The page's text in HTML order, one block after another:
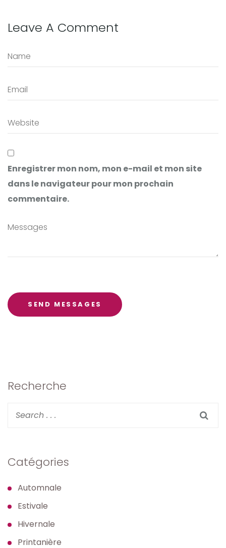
Leave A Comment
Enregistrer mon nom, mon e-mail et mon site
dans le navigateur pour mon prochain
commentaire.
Recherche
Catégories
Automnale
Estivale
Hivernale
Printanière